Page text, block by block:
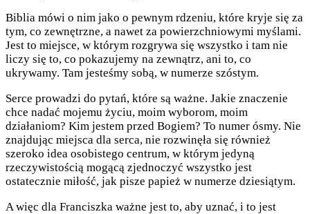
Biblia mówi o nim jako o pewnym rdzeniu, które kryje się za
tym, co zewnętrzne, a nawet za powierzchniowymi myślami.
Jest to miejsce, w którym rozgrywa się wszystko i tam nie
liczy się to, co pokazujemy na zewnątrz, ani to, co
ukrywamy. Tam jesteśmy sobą, w numerze szóstym.
Serce prowadzi do pytań, które są ważne. Jakie znaczenie
chce nadać mojemu życiu, moim wyborom, moim
działaniom? Kim jestem przed Bogiem? To numer ósmy. Nie
znajdując miejsca dla serca, nie rozwinęła się również
szeroko idea osobistego centrum, w którym jedyną
rzeczywistością mogącą zjednoczyć wszystko jest
ostatecznie miłość, jak pisze papież w numerze dziesiątym.
A więc dla Franciszka ważne jest to, aby uznać, i to jest